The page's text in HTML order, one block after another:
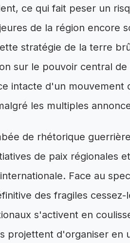
ce qui fait peser un
de la région encore
stratégie de la terre
sur le pouvoir central
intacte d'un mouvement
les multiples
de rhétorique
de paix régionales
Face au
des fragiles cessez-
s'activent en
projettent d'organiser en